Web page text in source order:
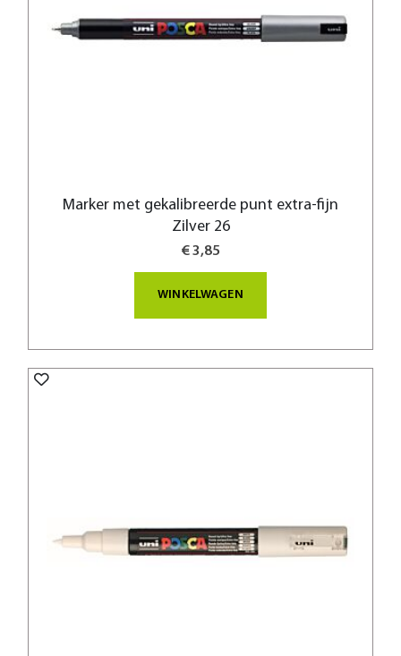
Marker met gekalibreerde punt extra-fijn
Zilver 26
€ 3,85
WINKELWAGEN